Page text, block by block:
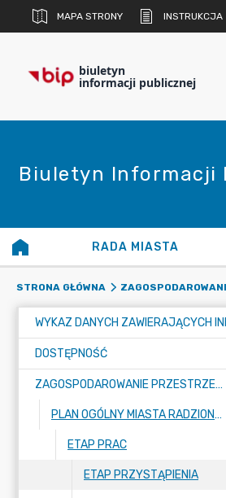
MAPA STRONY INSTRUKCJA
biuletyn
informacji publicznej
Biuletyn Informacji
RADA MIASTA
STRONA GŁÓWNA
DOSTĘPNOŚĆ
ZAGOSPODAROWANIE PRZESTRZENNE
PLAN OGÓLNY MIASTA RADZIONKÓW
ETAP PRAC
ETAP PRZYSTĄPIENIA